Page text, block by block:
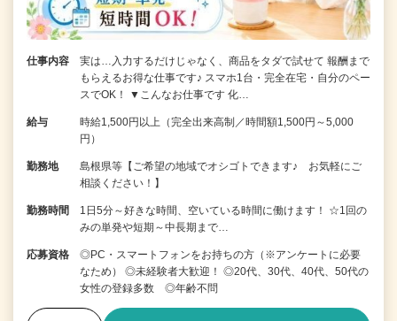
仕事内容
実は…入力するだけじゃなく、商品をタダで試せて 報酬まで
もらえるお得な仕事です♪ スマホ1台・完全在宅・自分のペー
スでOK！ ▼こんなお仕事です 化…
給与
時給1,500円以上（完全出来高制／時間額1,500円～5,000
円）
勤務地
島根県等【ご希望の地域でオシゴトできます♪ お気軽にご
相談ください！】
勤務時間
1日5分～好きな時間、空いている時間に働けます！ ☆1回の
みの単発や短期～中長期まで…
応募資格
◎PC・スマートフォンをお持ちの方（※アンケートに必要
なため） ◎未経験者大歓迎！ ◎20代、30代、40代、50代の
女性の登録多数 ◎年齢不問